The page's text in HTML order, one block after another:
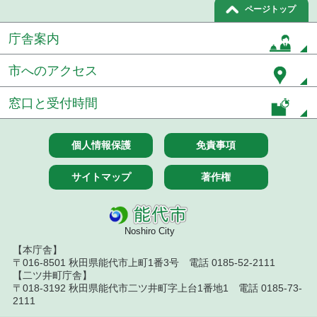
ページトップ
庁舎案内
市へのアクセス
窓口と受付時間
個人情報保護 免責事項
サイトマップ 著作権
Noshiro City
【本庁舎】
〒016-8501 秋田県能代市上町1番3号 電話 0185-52-2111
【二ツ井町庁舎】
〒018-3192 秋田県能代市二ツ井町字上台1番地1 電話 0185-73-
2111